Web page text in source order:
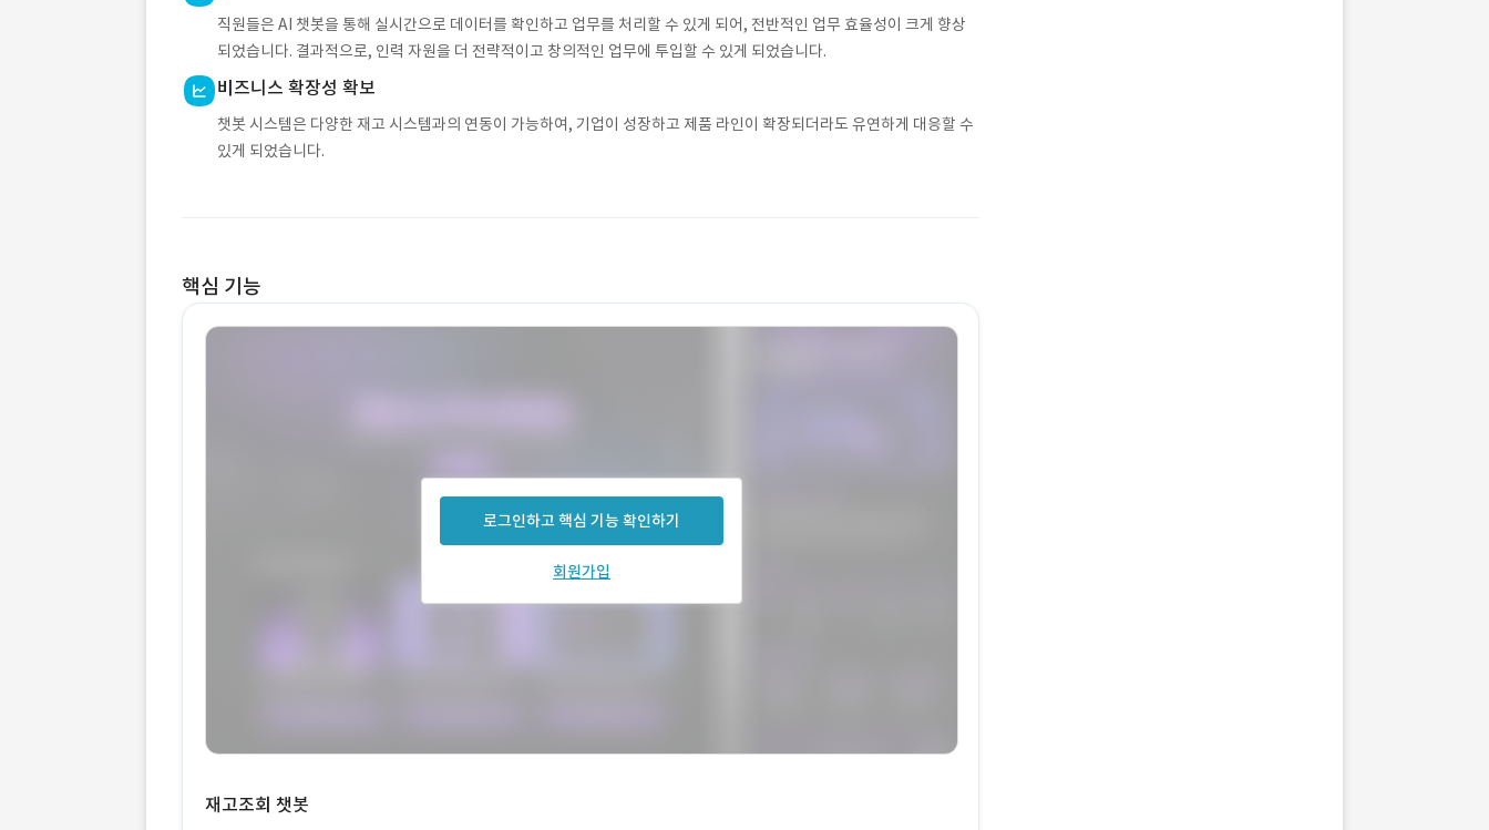
직원들은 AI 챗봇을 통해 실시간으로 데이터를 확인하고 업무를 처리할 수 있게 되어, 전반적인 업무 효율성이 크게 향상
되었습니다. 결과적으로, 인력 자원을 더 전략적이고 창의적인 업무에 투입할 수 있게 되었습니다.
비즈니스 확장성 확보
챗봇 시스템은 다양한 재고 시스템과의 연동이 가능하여, 기업이 성장하고 제품 라인이 확장되더라도 유연하게 대응할 수
있게 되었습니다.
핵심 기능
로그인하고 핵심 기능 확인하기
회원가입
재고조회 챗봇